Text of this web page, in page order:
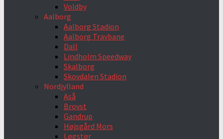
Voldby
Aalborg
Aalborg Stadion
Aalborg Travbane
Dall
Lindholm Speedway
Skalborg
Skovdalen Stadion
Nordjylland
Aså
Brovst
Gandrup
Højsgård Mors
Løgstør